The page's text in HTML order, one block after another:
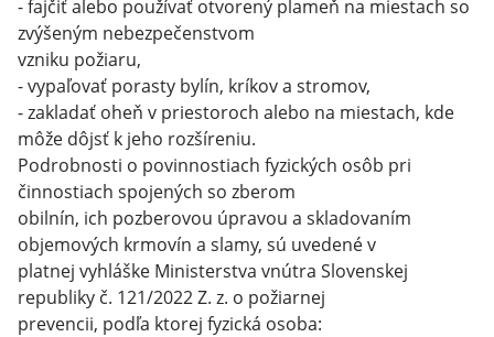
- fajčiť alebo používať otvorený plameň na miestach so
zvýšeným nebezpečenstvom
vzniku požiaru,
- vypaľovať porasty bylín, kríkov a stromov,
- zakladať oheň v priestoroch alebo na miestach, kde
môže dôjsť k jeho rozšíreniu.
Podrobnosti o povinnostiach fyzických osôb pri
činnostiach spojených so zberom
obilnín, ich pozberovou úpravou a skladovaním
objemových krmovín a slamy, sú uvedené v
platnej vyhláške Ministerstva vnútra Slovenskej
republiky č. 121/2022 Z. z. o požiarnej
prevencii, podľa ktorej fyzická osoba: